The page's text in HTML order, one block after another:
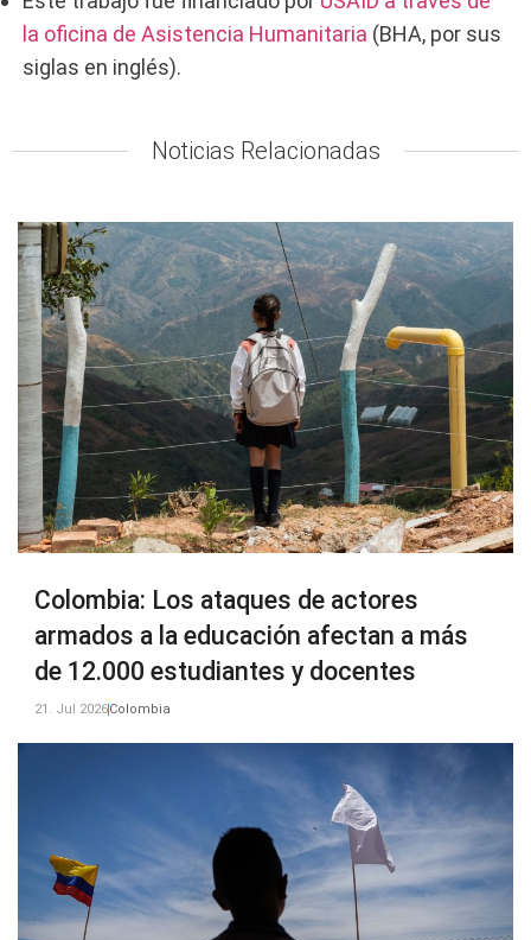
la oficina de Asistencia Humanitaria (BHA, por sus
siglas en inglés).
Noticias Relacionadas
Colombia: Los ataques de actores
armados a la educación afectan a más
de 12.000 estudiantes y docentes
21. Jul 2026Colombia